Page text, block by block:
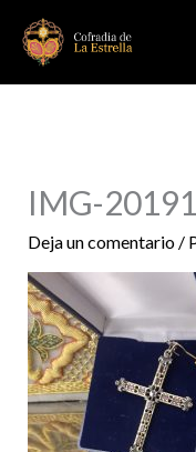
contenido
IMG-
Deja un comentario /